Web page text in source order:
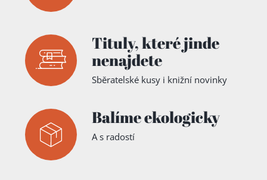
Tituly,které jinde
nenajdete
Sběratelské kusy i knižní novinky
Balíme ekologicky
A s radostí